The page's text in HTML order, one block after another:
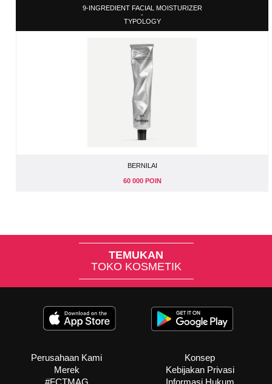
9-INGREDIENT FACIAL MOISTURIZER
-
TYPOLOGY
BERNILAI
60 000 POIN
TEMUKAN
TOKO KOSMETIK
Perusahaan Kami
Merek
#FCTMAG
Konsep
Kebijakan Privasi
Informasi Hukum